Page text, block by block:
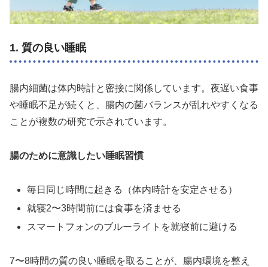
1. 質の良い睡眠
腸内細菌は体内時計と密接に関係しています。夜遅い食事
や睡眠不足が続くと、腸内の菌バランスが乱れやすくなる
ことが複数の研究で示されています。
腸のために意識したい睡眠習慣
毎日同じ時間に起きる（体内時計を安定させる）
就寝2〜3時間前には食事を済ませる
スマートフォンのブルーライトを就寝前に避ける
7〜8時間の質の良い睡眠を取ることが、腸内環境を整え